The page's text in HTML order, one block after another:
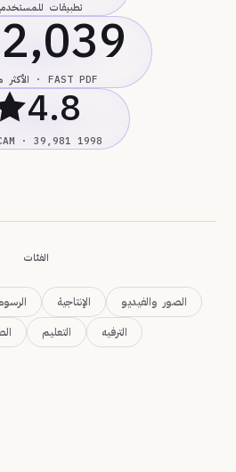
تطبيقات
FAST PDF · الأكثر مراجعةً
4.8★
1998 CAM · 39,981 تقييم
الفئات
الصور والفيديو الإنتاجية
الترفيه التعليم